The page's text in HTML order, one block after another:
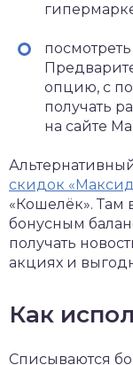
опцию, с
получать
на сайте
скидок
«Кошелёк». Там
бонусным
получать
акциях и
Как
Списываются